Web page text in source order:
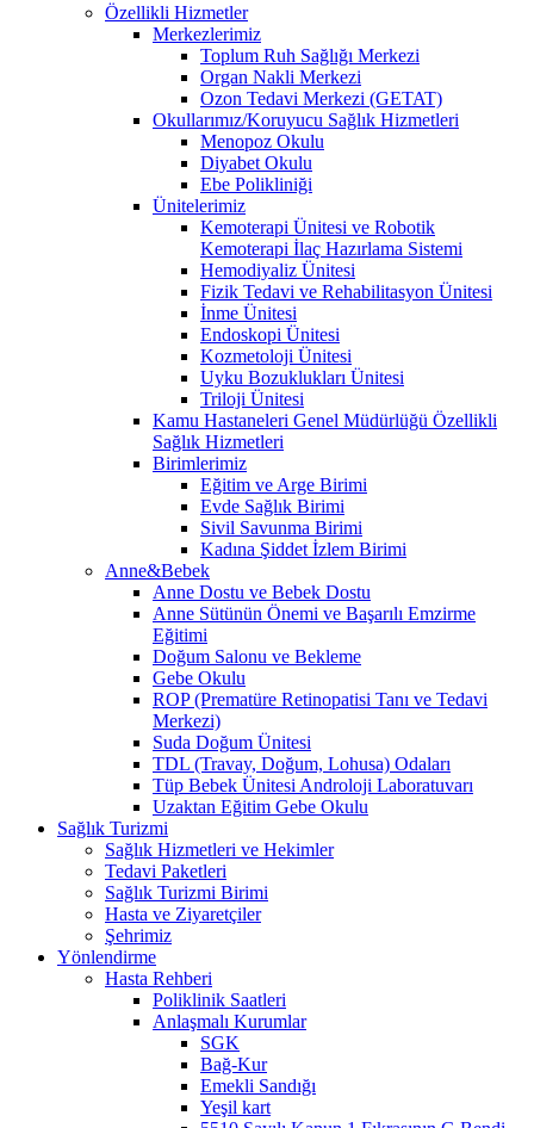
Özellikli Hizmetler
Merkezlerimiz
Toplum Ruh Sağlığı Merkezi
Organ Nakli Merkezi
Ozon Tedavi Merkezi (GETAT)
Okullarımız/Koruyucu Sağlık Hizmetleri
Menopoz Okulu
Diyabet Okulu
Ebe Polikliniği
Ünitelerimiz
Kemoterapi Ünitesi ve Robotik
Kemoterapi İlaç Hazırlama Sistemi
Hemodiyaliz Ünitesi
Fizik Tedavi ve Rehabilitasyon Ünitesi
İnme Ünitesi
Endoskopi Ünitesi
Kozmetoloji Ünitesi
Uyku Bozuklukları Ünitesi
Triloji Ünitesi
Kamu Hastaneleri Genel Müdürlüğü Özellikli
Sağlık Hizmetleri
Birimlerimiz
Eğitim ve Arge Birimi
Evde Sağlık Birimi
Sivil Savunma Birimi
Kadına Şiddet İzlem Birimi
Anne&Bebek
Anne Dostu ve Bebek Dostu
Anne Sütünün Önemi ve Başarılı Emzirme
Eğitimi
Doğum Salonu ve Bekleme
Gebe Okulu
ROP (Prematüre Retinopatisi Tanı ve Tedavi
Merkezi)
Suda Doğum Ünitesi
TDL (Travay, Doğum, Lohusa) Odaları
Tüp Bebek Ünitesi Androloji Laboratuvarı
Uzaktan Eğitim Gebe Okulu
Sağlık Turizmi
Sağlık Hizmetleri ve Hekimler
Tedavi Paketleri
Sağlık Turizmi Birimi
Hasta ve Ziyaretçiler
Şehrimiz
Yönlendirme
Hasta Rehberi
Poliklinik Saatleri
Anlaşmalı Kurumlar
SGK
Bağ-Kur
Emekli Sandığı
Yeşil kart